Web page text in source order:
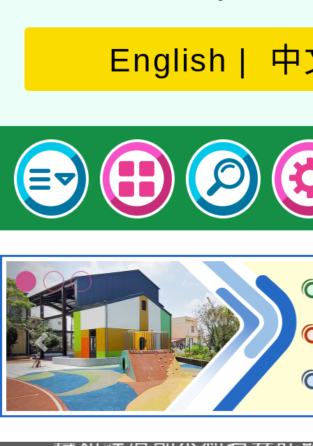
English 中
有關大陸委員會函釋公